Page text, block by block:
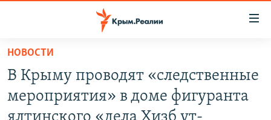
Вернуться
основному
содержанию
Вернутся
СПЕЦПРОЕКТЫ
ВОДА
НОВОСТИ
В Крыму проводят «следственные
мероприятия» в доме фигуранта